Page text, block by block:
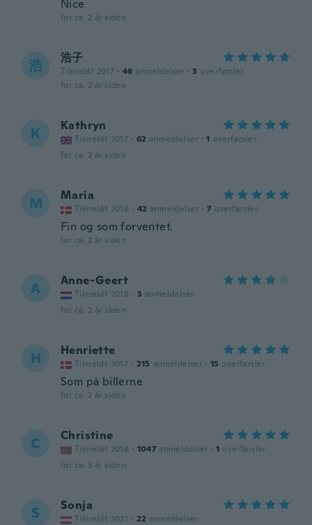
Nice
for ca. 2 år siden
浩 浩子
Tilmeldt 2017 · 46 anmeldelser · 3 overførsler
for ca. 2 år siden
K Kathryn
Tilmeldt 2017 · 62 anmeldelser · 1 overførsler
for ca. 2 år siden
M Maria
Tilmeldt 2018 · 42 anmeldelser · 7 overførsler
Fin og som forventet.
for ca. 2 år siden
A Anne-Geert
Tilmeldt 2018 · 3 anmeldelser
for ca. 2 år siden
H Henriette
Tilmeldt 2017 · 215 anmeldelser · 15 overførsler
Som på billerne
for ca. 2 år siden
C Christine
Tilmeldt 2018 · 1047 anmeldelser · 1 overførsler
for ca. 3 år siden
S Sonja
Tilmeldt 2021 · 22 anmeldelser